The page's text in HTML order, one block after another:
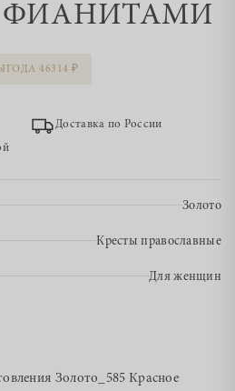
ФИАНИТАМИ
46314
Доставка по России
Золото
Кресты православные
Для женщин
Золото_585 Красное